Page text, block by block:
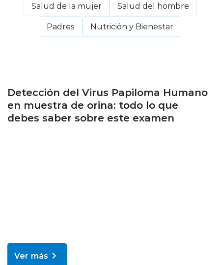
Salud de la mujer
Salud del hombre
Padres
Nutrición y Bienestar
Detección del Virus Papiloma Humano
en muestra de orina: todo lo que
debes saber sobre este examen
Ver más